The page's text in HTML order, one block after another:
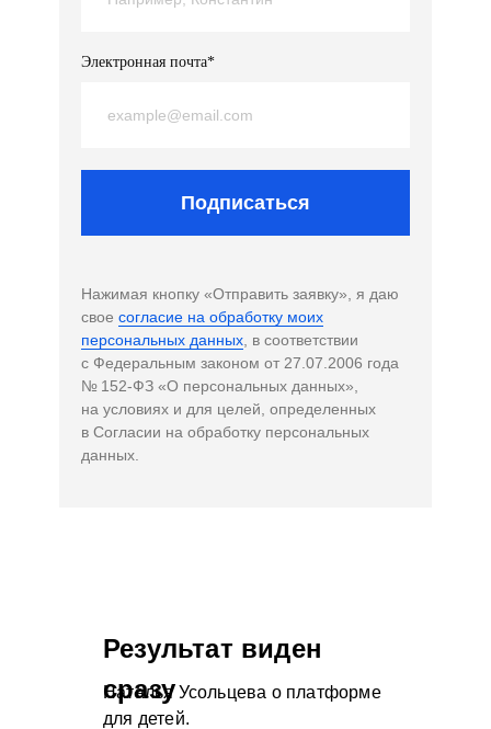
Электронная почта*
Подписаться
Нажимая кнопку «Отправить заявку», я даю
свое согласие на обработку моих
персональных данных , в соответствии
с Федеральным законом от 27.07.2006 года
№ 152-ФЗ «О персональных данных»,
на условиях и для целей, определенных
в Согласии на обработку персональных
данных.
Результат виден
сразу
Наталья Усольцева о платформе
для детей.